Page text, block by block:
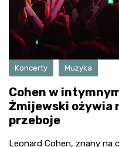
Koncerty Muzyka
Cohen w
Żmijewski ożywia
przeboje
Leonard Cohen, znany na